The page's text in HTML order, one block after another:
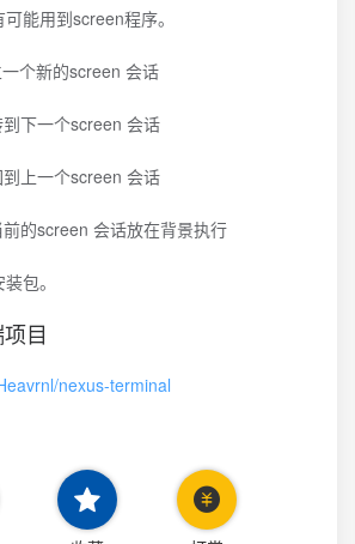
能用到screen程序。
个新的screen 会话
下一个screen 会话
上一个screen 会话
的screen 会话放在背景执行
包。
目
nexus-terminal